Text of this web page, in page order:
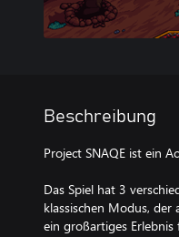
Beschreibung
Project SNAQE ist ein
Das Spiel hat 3
klassischen Modus, der
ein großartiges